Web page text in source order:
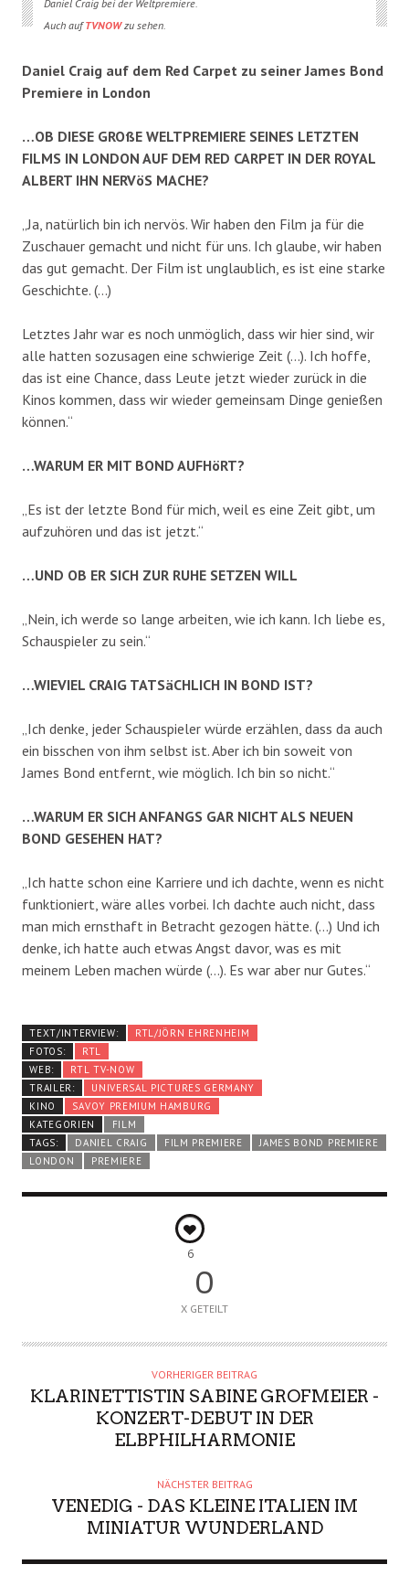
Daniel Craig bei der Weltpremiere.
Auch aufTVNOWzu sehen.
Daniel Craig auf dem Red Carpet zu seiner James Bond
Premiere in London
…OB DIESE GROßE WELTPREMIERE SEINES LETZTEN
FILMS IN LONDON AUF DEM RED CARPET IN DER ROYAL
ALBERT IHN NERVöS MACHE?
„Ja, natürlich bin ich nervös. Wir haben den Film ja für die
Zuschauer gemacht und nicht für uns. Ich glaube, wir haben
das gut gemacht. Der Film ist unglaublich, es ist eine starke
Geschichte. (…)
Letztes Jahr war es noch unmöglich, dass wir hier sind, wir
alle hatten sozusagen eine schwierige Zeit (…). Ich hoffe,
das ist eine Chance, dass Leute jetzt wieder zurück in die
Kinos kommen, dass wir wieder gemeinsam Dinge genießen
können.“
…WARUM ER MIT BOND AUFHöRT?
„Es ist der letzte Bond für mich, weil es eine Zeit gibt, um
aufzuhören und das ist jetzt.“
…UND OB ER SICH ZUR RUHE SETZEN WILL
„Nein, ich werde so lange arbeiten, wie ich kann. Ich liebe es,
Schauspieler zu sein.“
…WIEVIEL CRAIG TATSäCHLICH IN BOND IST?
„Ich denke, jeder Schauspieler würde erzählen, dass da auch
ein bisschen von ihm selbst ist. Aber ich bin soweit von
James Bond entfernt, wie möglich. Ich bin so nicht.“
…WARUM ER SICH ANFANGS GAR NICHT ALS NEUEN
BOND GESEHEN HAT?
„Ich hatte schon eine Karriere und ich dachte, wenn es nicht
funktioniert, wäre alles vorbei. Ich dachte auch nicht, dass
man mich ernsthaft in Betracht gezogen hätte. (…) Und ich
denke, ich hatte auch etwas Angst davor, was es mit
meinem Leben machen würde (…). Es war aber nur Gutes.“
TEXT/INTERVIEW:
RTL/JÖRN EHRENHEIM
FOTOS:
RTL
WEB:
RTL TV-NOW
TRAILER:
UNIVERSAL PICTURES GERMANY
KINO
SAVOY PREMIUM HAMBURG
KATEGORIEN
FILM
TAGS:
DANIEL CRAIG FILM PREMIERE
JAMES BOND PREMIERE
LONDON
PREMIERE
6
0
X GETEILT
VORHERIGER BEITRAG
KLARINETTISTIN SABINE GROFMEIER -
KONZERT-DEBUT IN DER
ELBPHILHARMONIE
NÄCHSTER BEITRAG
VENEDIG - DAS KLEINE ITALIEN IM
MINIATUR WUNDERLAND